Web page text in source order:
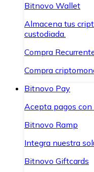
Bitnovo Wallet
Almacena tus
custodiada.
Compra
Compra
Bitnovo Pay
Acepta pagos
Bitnovo Ramp
Integra nuestra
Bitnovo Giftcards